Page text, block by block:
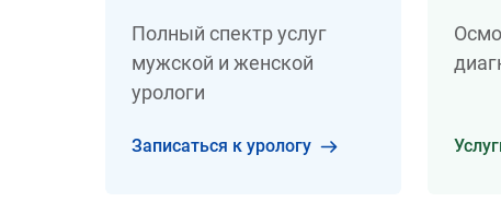
Полный спектр услуг
мужской и женской
урологи
Записаться к урологу